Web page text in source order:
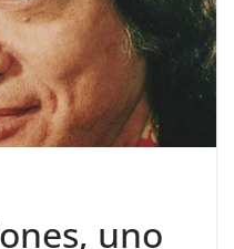
uno